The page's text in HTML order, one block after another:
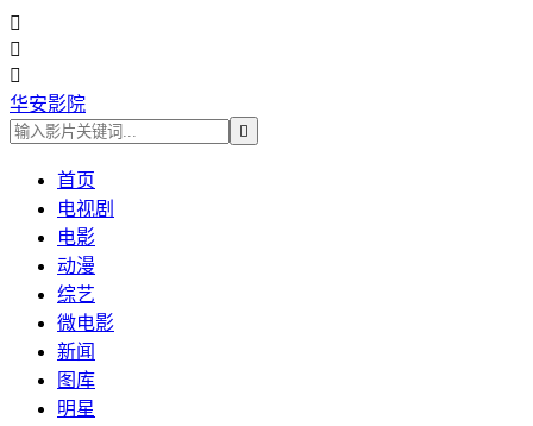



华安影院

首页
电视剧
电影
动漫
综艺
微电影
新闻
图库
明星